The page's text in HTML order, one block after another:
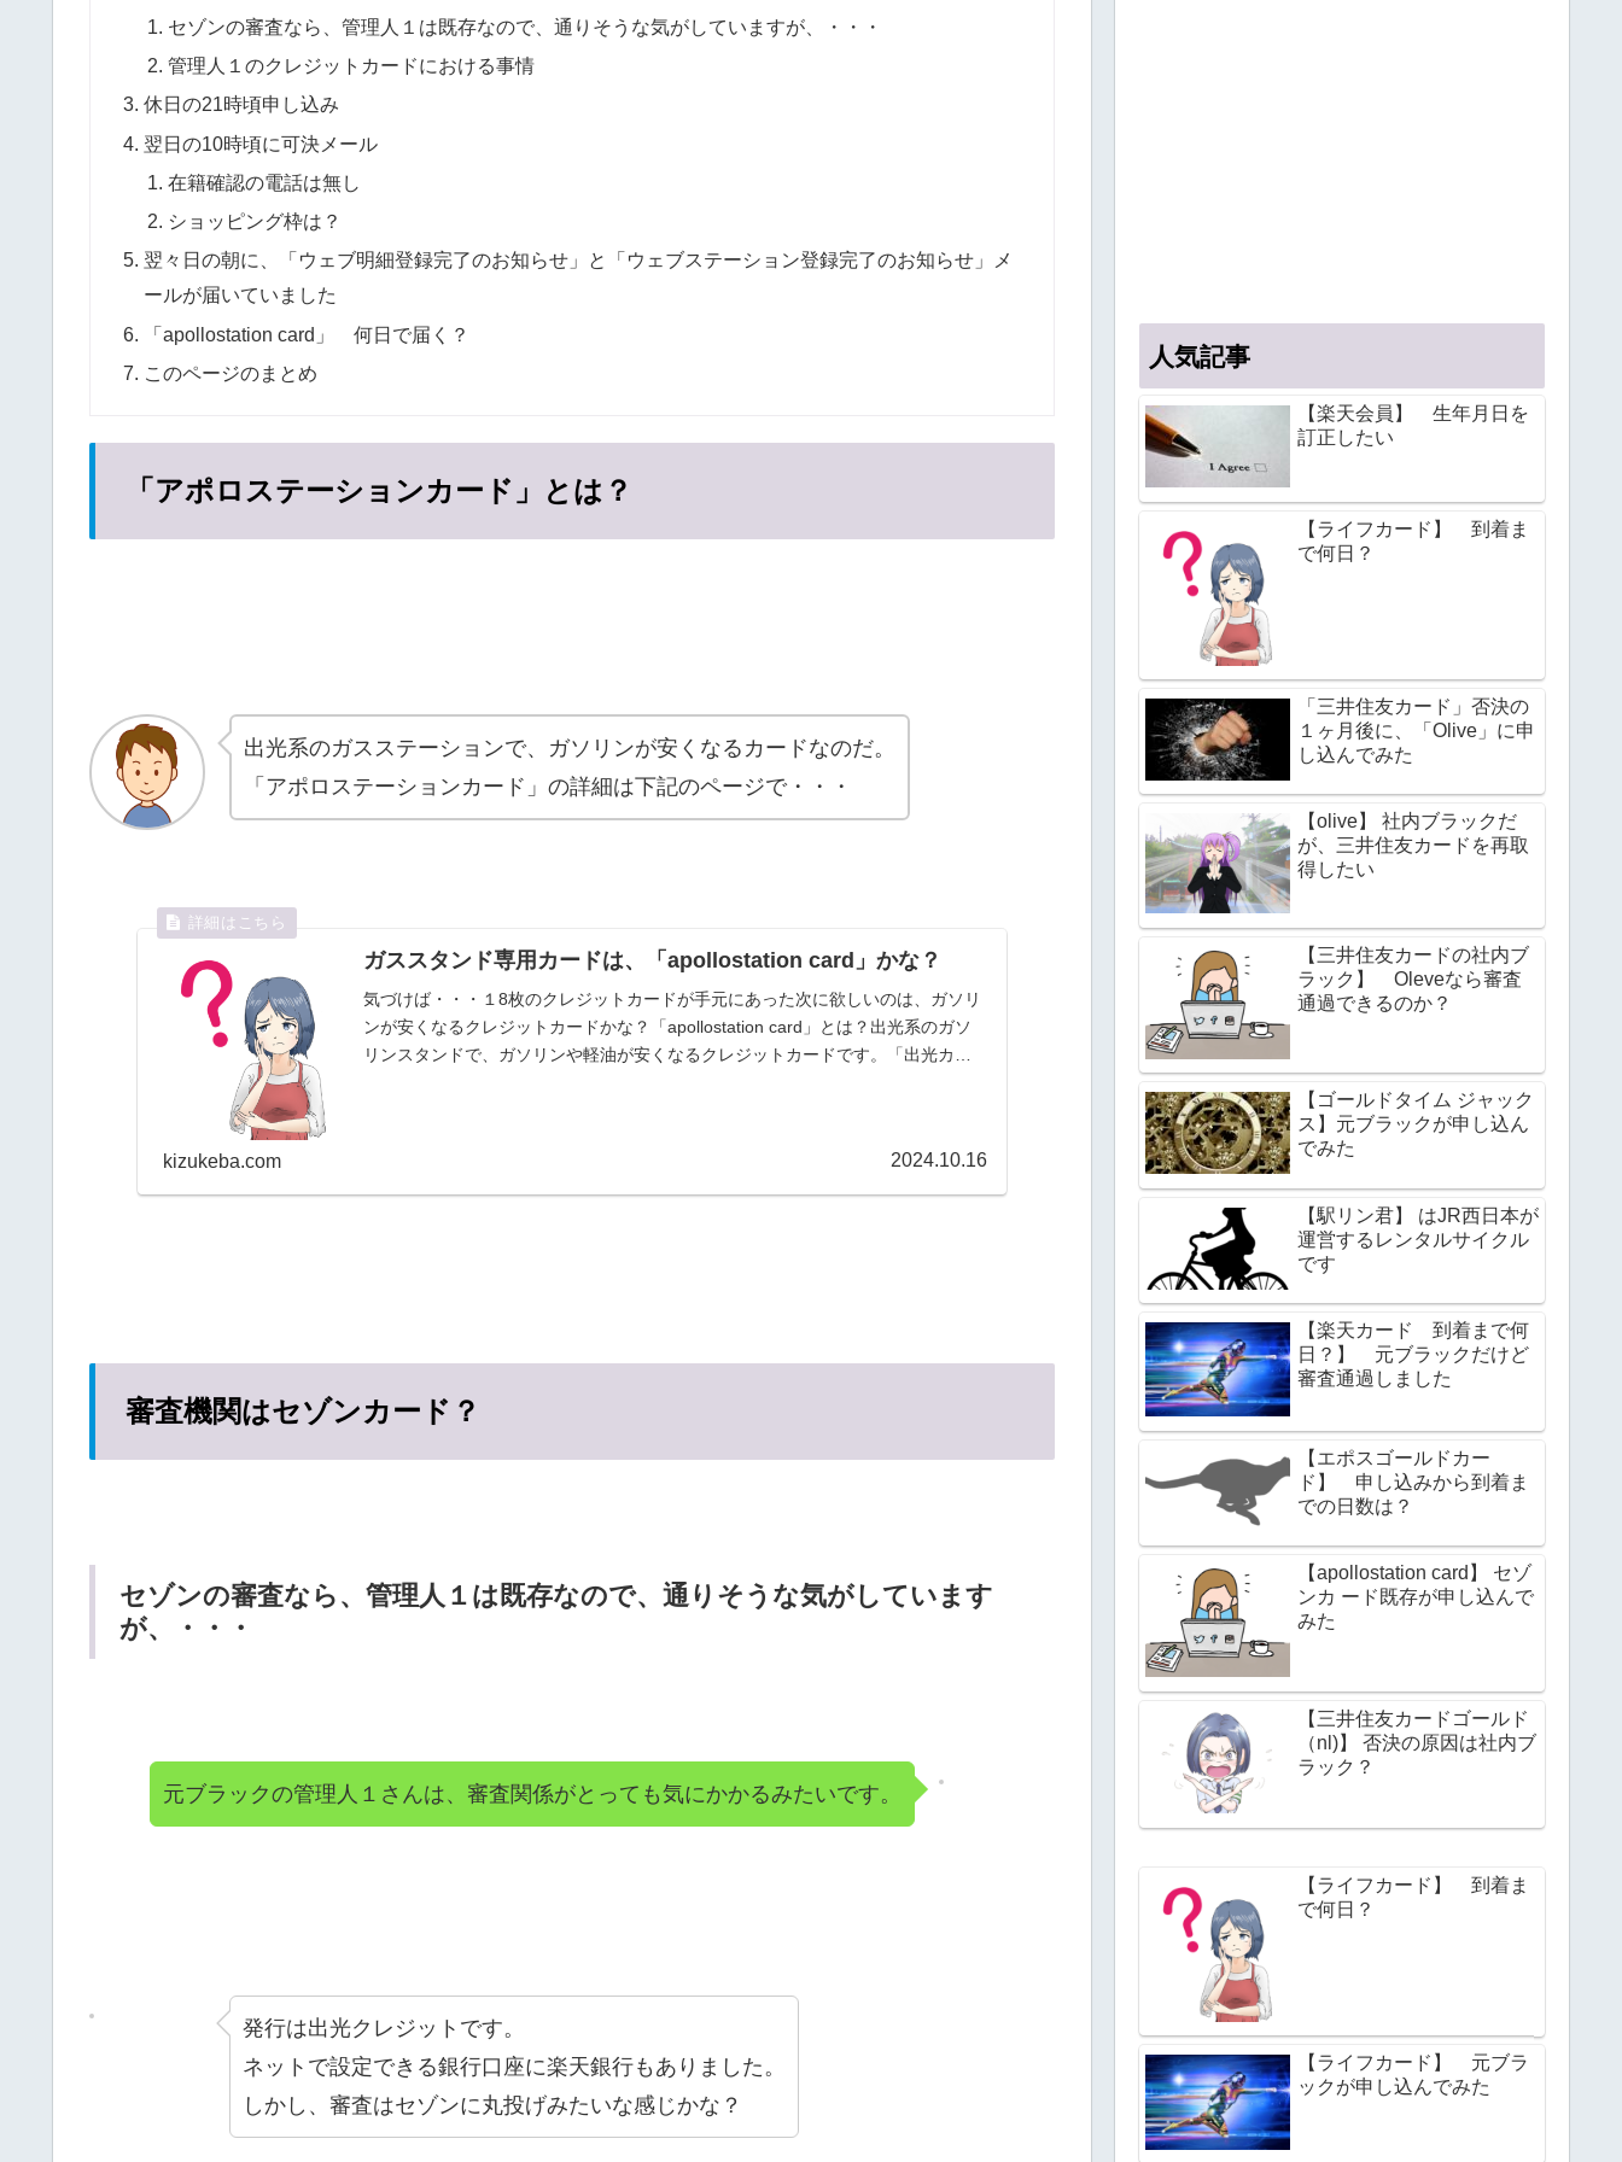
セゾンの審査なら、管理人１は既存なので、通りそうな気がしていますが、・・・
管理人１のクレジットカードにおける事情
休日の21時頃申し込み
翌日の10時頃に可決メール
在籍確認の電話は無し
ショッピング枠は？
翌々日の朝に、「ウェブ明細登録完了のお知らせ」と「ウェブステーション登録完了のお知らせ」メ
ールが届いていました
「apollostation card」 何日で届く？
このページのまとめ
「アポロステーションカード」とは？
出光系のガスステーションで、ガソリンが安くなるカードなのだ。
「アポロステーションカード」の詳細は下記のページで・・・
ガススタンド専用カードは、「apollostation card」かな？
気づけば・・・１8枚のクレジットカードが手元にあった次に欲しいのは、ガソリ
ンが安くなるクレジットカードかな？「apollostation card」とは？出光系のガソ
リンスタンドで、ガソリンや軽油が安くなるクレジットカードです。「出光カー
kizukeba.com 2024.10.16
審査機関はセゾンカード？
セゾンの審査なら、管理人１は既存なので、通りそうな気がしています
が、・・・
元ブラックの管理人１さんは、審査関係がとっても気にかかるみたいです。
発行は出光クレジットです。
ネットで設定できる銀行口座に楽天銀行もありました。
しかし、審査はセゾンに丸投げみたいな感じかな？
人気記事
【楽天会員】 生年月日を
訂正したい
【ライフカード】 到着ま
で何日？
「三井住友カード」否決の
１ヶ月後に、「Olive」に申
し込んでみた
【olive】 社内ブラックだ
が、三井住友カードを再取
得したい
【三井住友カードの社内ブ
ラック】 Oleveなら審査
通過できるのか？
【ゴールドタイム ジャック
ス】元ブラックが申し込ん
でみた
【駅リン君】 はJR西日本が
運営するレンタルサイクル
です
【楽天カード 到着まで何
日？】 元ブラックだけど
審査通過しました
【エポスゴールドカー
ド】 申し込みから到着ま
での日数は？
【apollostation card】 セゾ
ンカ ード既存が申し込んで
みた
【三井住友カードゴールド
（nl)】 否決の原因は社内ブ
ラック？
【ライフカード】 到着ま
で何日？
【ライフカード】 元ブラ
ックが申し込んでみた